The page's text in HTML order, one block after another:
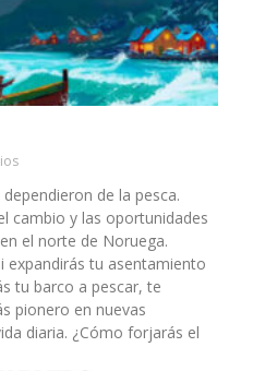
de la pesca.
cambio y las oportunidades
el norte de Noruega.
expandirás tu asentamiento
tu barco a pescar, te
pionero en nuevas
diaria. ¿Cómo forjarás el